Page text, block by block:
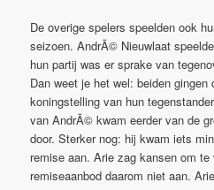
De overige spelers speelden ook
seizoen. AndrÃ© Nieuwlaat
hun partij was er sprake van
Dan weet je het wel: beiden
koningstelling van hun
van AndrÃ© kwam eerder van de
door. Sterker nog: hij kwam iets
remise aan. Arie zag kansen om te
remiseaanbod daarom niet aan.